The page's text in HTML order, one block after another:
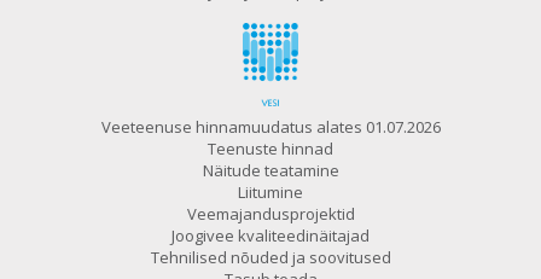
Veeteenuse hinnamuudatus alates 01.07.2026
Teenuste hinnad
Näitude teatamine
Liitumine
Veemajandusprojektid
Joogivee kvaliteedinäitajad
Tehnilised nõuded ja soovitused